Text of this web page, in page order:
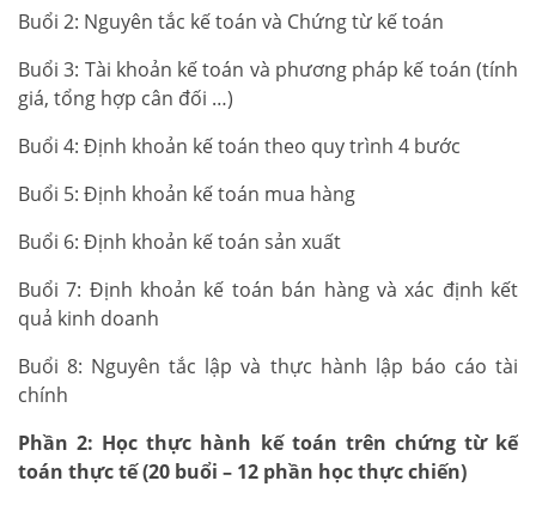
Buổi 2: Nguyên tắc kế toán và Chứng từ kế toán
Buổi 3: Tài khoản kế toán và phương pháp kế toán (tính
giá, tổng hợp cân đối …)
Buổi 4: Định khoản kế toán theo quy trình 4 bước
Buổi 5: Định khoản kế toán mua hàng
Buổi 6: Định khoản kế toán sản xuất
Buổi 7: Định khoản kế toán bán hàng và xác định kết
quả kinh doanh
Buổi 8: Nguyên tắc lập và thực hành lập báo cáo tài
chính
Phần 2: Học thực hành kế toán trên chứng từ kế
toán thực tế (20 buổi – 12 phần học thực chiến)